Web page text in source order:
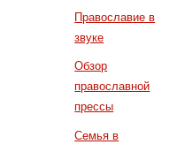
Православие в
звуке
Обзор
православной
прессы
Семья в